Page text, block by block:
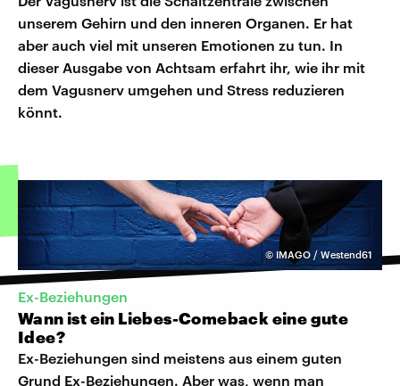
unserem Gehirn und den inneren Organen. Er hat
aber auch viel mit unseren Emotionen zu tun. In
dieser Ausgabe von Achtsam erfahrt ihr, wie ihr mit
dem Vagusnerv umgehen und Stress reduzieren
könnt.
©IMAGO / Westend61
Ex-Beziehungen
Wann ist ein Liebes-Comeback eine gute
Idee?
Ex-Beziehungen sind meistens aus einem guten
Grund Ex-Beziehungen. Aber was, wenn man